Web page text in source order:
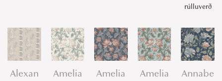
u
a
n
t
rúlluverð
Alexan
Amelia
Amelia
Amelia
Annabe